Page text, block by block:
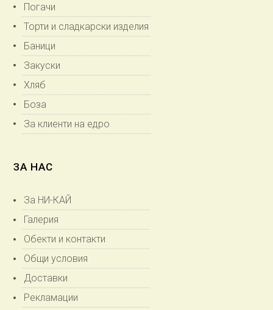
Погачи
Торти и сладкарски изделия
Баници
Закуски
Хляб
Боза
За клиенти на едро
ЗА НАС
За НИ-КАЙ
Галерия
Обекти и контакти
Общи условия
Доставки
Рекламации